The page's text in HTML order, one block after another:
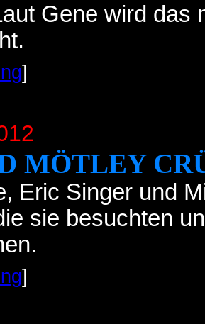
Gene wird das
]
MÖTLEY
Eric Singer und
sie besuchten
]